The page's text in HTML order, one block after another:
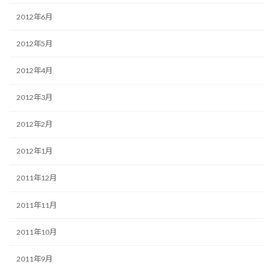
2012年6月
2012年5月
2012年4月
2012年3月
2012年2月
2012年1月
2011年12月
2011年11月
2011年10月
2011年9月